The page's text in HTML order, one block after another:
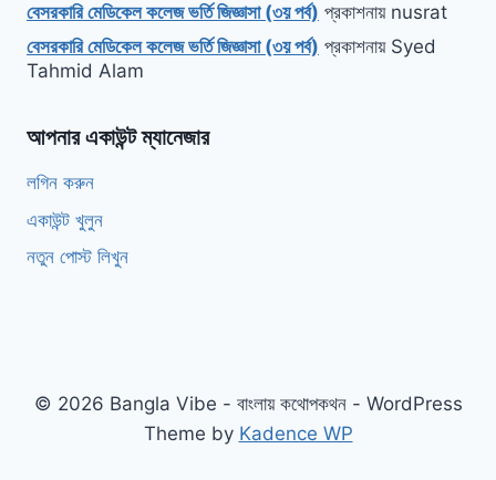
বেসরকারি মেডিকেল কলেজ ভর্তি জিজ্ঞাসা (৩য় পর্ব) প্রকাশনায় nusrat
বেসরকারি মেডিকেল কলেজ ভর্তি জিজ্ঞাসা (৩য় পর্ব) প্রকাশনায় Syed
Tahmid Alam
আপনার একাউন্ট ম্যানেজার
লগিন করুন
একাউন্ট খুলুন
নতুন পোস্ট লিখুন
© 2026 Bangla Vibe - বাংলায় কথোপকথন - WordPress
Theme by Kadence WP